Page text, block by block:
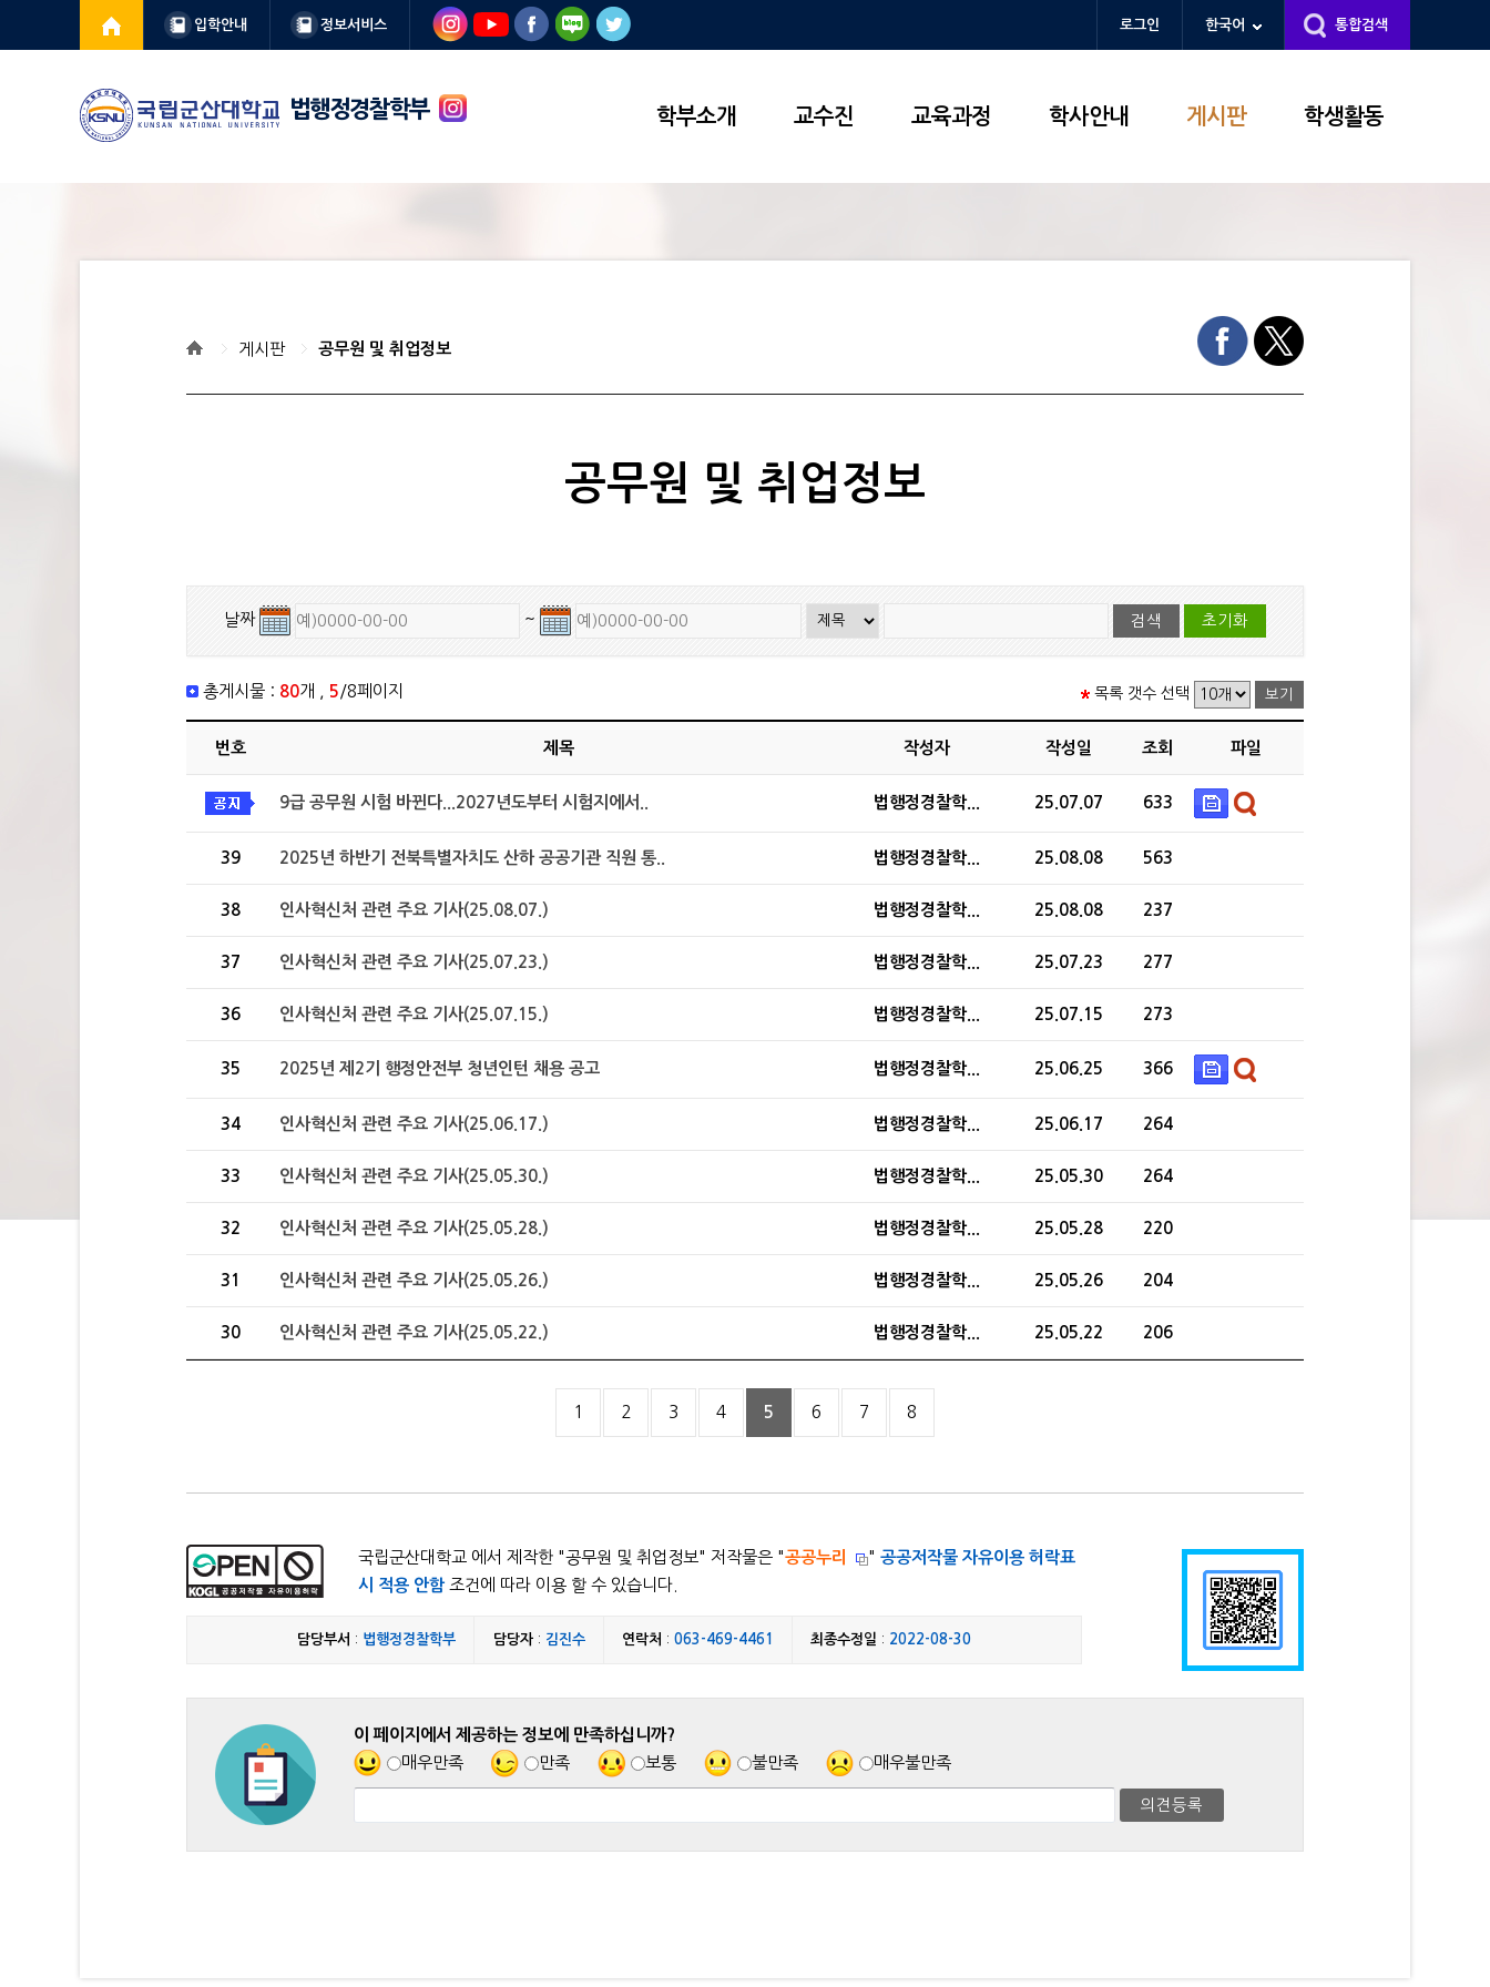
입학안내 정보서비스 로그인 한국어 통합검색
법행정경찰학부 학부소개 교수진 교육과정 학사안내 게시판 학생활동
게시판 공무원 및 취업정보
공무원 및 취업정보
날짜 ~
총게시물 : 80 개 , 5 /8페이지 목록 갯수 선택
번호 제목 작성자 작성일 조회 파일
9급 공무원 시험 바뀐다...2027년도부터 시험지에서.. 법행정경찰학... 25.07.07 633
39 2025년 하반기 전북특별자치도 산하 공공기관 직원 통.. 법행정경찰학... 25.08.08 563
38 인사혁신처 관련 주요 기사(25.08.07.) 법행정경찰학... 25.08.08 237
37 인사혁신처 관련 주요 기사(25.07.23.) 법행정경찰학... 25.07.23 277
36 인사혁신처 관련 주요 기사(25.07.15.) 법행정경찰학... 25.07.15 273
35 2025년 제2기 행정안전부 청년인턴 채용 공고 법행정경찰학... 25.06.25 366
34 인사혁신처 관련 주요 기사(25.06.17.) 법행정경찰학... 25.06.17 264
33 인사혁신처 관련 주요 기사(25.05.30.) 법행정경찰학... 25.05.30 264
32 인사혁신처 관련 주요 기사(25.05.28.) 법행정경찰학... 25.05.28 220
31 인사혁신처 관련 주요 기사(25.05.26.) 법행정경찰학... 25.05.26 204
30 인사혁신처 관련 주요 기사(25.05.22.) 법행정경찰학... 25.05.22 206
1 2 3 4 5 6 7 8
국립군산대학교 에서 제작한 "공무원 및 취업정보" 저작물은 "공공누리 " 공공저작물 자유이용 허락표
시 적용 안함조건에 따라 이용 할 수 있습니다.
담당부서 : 법행정경찰학부 담당자: 김진수 연락처 : 063-469-4461 최종수정일 : 2022-08-30
이 페이지에서 제공하는 정보에 만족하십니까?
매우만족
만족 보통 불만족 매우불만족